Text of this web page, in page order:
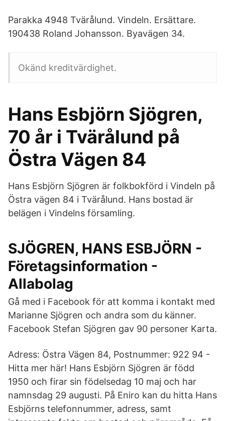
Parakka 4948 Tvärålund. Vindeln. Ersättare.
190438 Roland Johansson. Byavägen 34.
Okänd kreditvärdighet.
Hans Esbjörn Sjögren,
70 år i Tvärålund på
Östra Vägen 84
Hans Esbjörn Sjögren är folk­bokförd i Vindeln på
Östra vägen 84 i Tvärålund. Hans bostad är
belägen i Vindelns församling.
SJÖGREN, HANS ESBJÖRN -
Företagsinformation -
Allabolag
Gå med i Facebook för att komma i kontakt med
Marianne Sjögren och andra som du känner.
Facebook Stefan Sjögren gav 90 personer Karta.
Adress: Östra Vägen 84, Postnummer: 922 94 -
Hitta mer här! Hans Esbjörn Sjögren är född
1950 och firar sin födelsedag 10 maj och har
namnsdag 29 augusti. På Eniro kan du hitta Hans
Esbjörns telefonnummer, adress, samt